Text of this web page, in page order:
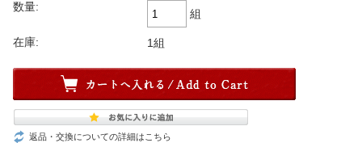
数量:
組
在庫: 1組
返品・交換についての詳細はこちら